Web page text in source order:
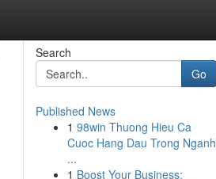
Search
Go
Published News
1 98win Thuong Hieu Ca
Cuoc Hang Dau Trong Nganh
...
1 Boost Your Business: